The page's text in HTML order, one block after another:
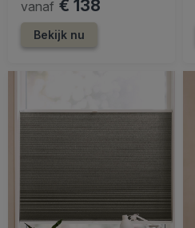
vanaf € 138
Bekijk nu